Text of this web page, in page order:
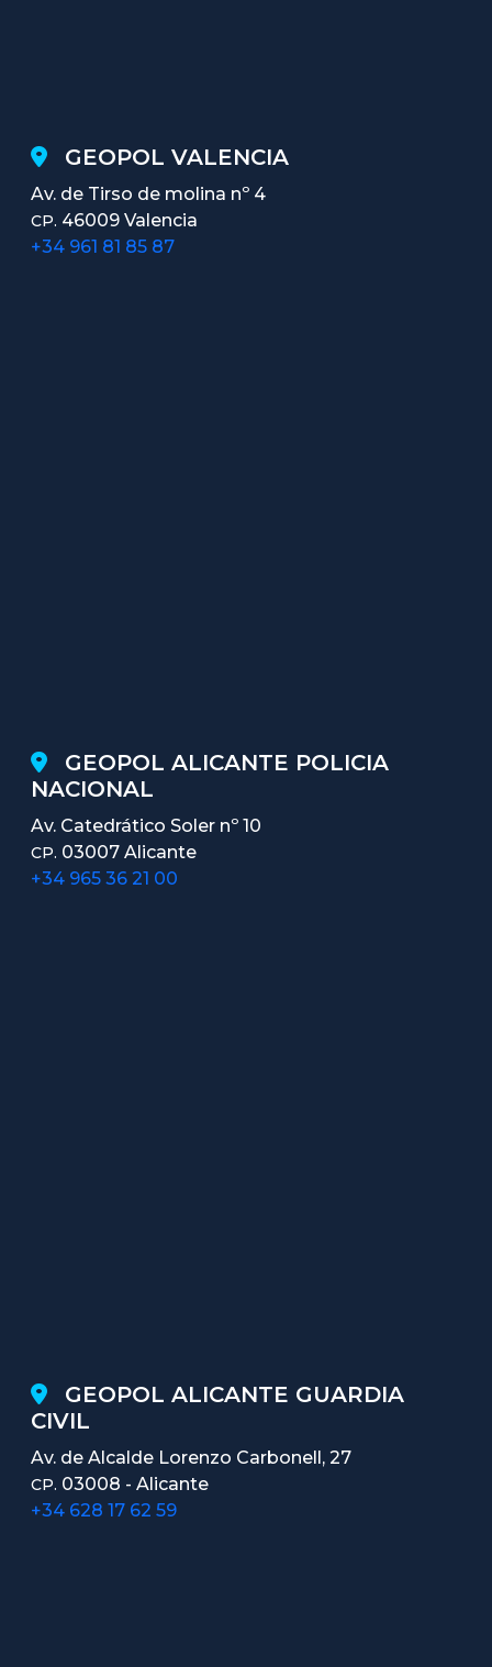
GEOPOL VALENCIA
Av. de Tirso de molina nº 4
CP. 46009 Valencia
+34 961 81 85 87
GEOPOL ALICANTE POLICIA
NACIONAL
Av. Catedrático Soler nº 10
CP. 03007 Alicante
+34 965 36 21 00
GEOPOL ALICANTE GUARDIA
CIVIL
Av. de Alcalde Lorenzo Carbonell, 27
CP. 03008 - Alicante
+34 628 17 62 59